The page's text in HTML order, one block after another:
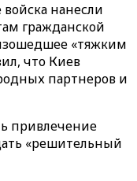
нанесли
гражданской
«тяжким
что Киев
партнеров и
привлечение
«решительный